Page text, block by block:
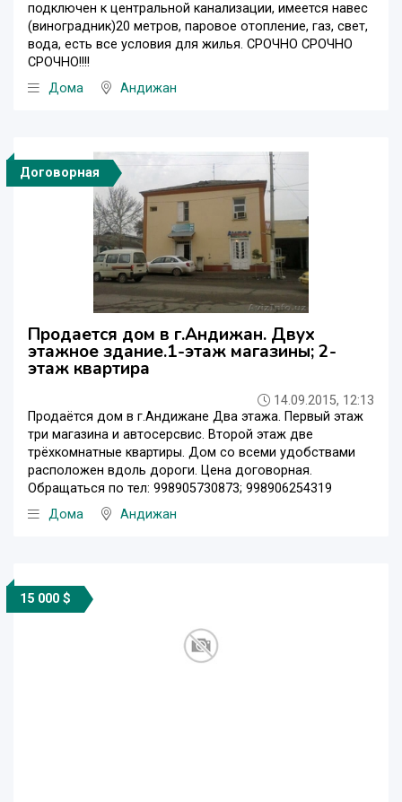
подключен к центральной канализации, имеется навес
(виноградник)20 метров, паровое отопление, газ, свет,
вода, есть все условия для жилья. СРОЧНО СРОЧНО
СРОЧНО!!!!
Дома
Андижан
Договорная
Продается дом в г.Андижан. Двух
этажное здание.1-этаж магазины; 2-
этаж квартира
14.09.2015, 12:13
Продаётся дом в г.Андижане Два этажа. Первый этаж
три магазина и автосерсвис. Второй этаж две
трёхкомнатные квартиры. Дом со всеми удобствами
расположен вдоль дороги. Цена договорная.
Обращаться по тел: 998905730873; 998906254319
Дома
Андижан
15 000 $